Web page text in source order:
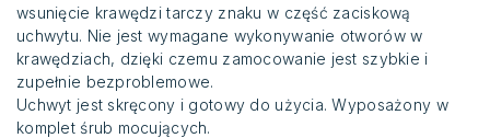
wsunięcie krawędzi tarczy znaku w część zaciskową
uchwytu. Nie jest wymagane wykonywanie otworów w
krawędziach, dzięki czemu zamocowanie jest szybkie i
zupełnie bezproblemowe.
Uchwyt jest skręcony i gotowy do użycia. Wyposażony w
komplet śrub mocujących.